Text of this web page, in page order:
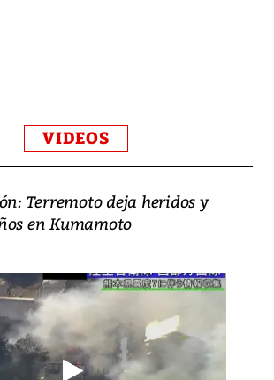
VIDEOS
Terremoto deja heridos y
en Kumamoto